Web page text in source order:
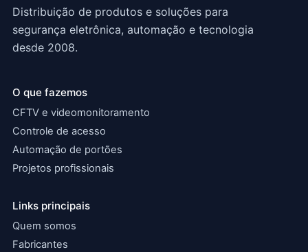
Distribuição de produtos e soluções para
segurança eletrônica, automação e tecnologia
desde 2008.
O que fazemos
CFTV e videomonitoramento
Controle de acesso
Automação de portões
Projetos profissionais
Links principais
Quem somos
Fabricantes